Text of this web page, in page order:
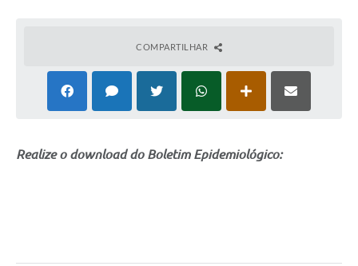
Secretarias
COMPARTILHAR
Realize o download do Boletim Epidemiológico: